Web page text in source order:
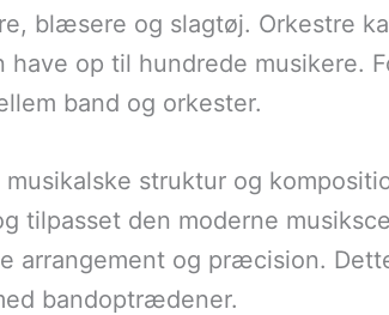
blæsere og slagtøj. Orkestre
op til hundrede musikere.
band og orkester.
struktur og
tilpasset den moderne
arrangement og præcision.
bandoptrædener.